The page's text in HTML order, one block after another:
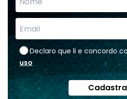
Declaro que li e concordo
uso